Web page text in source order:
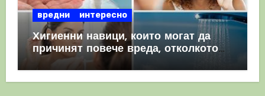
вредни интересно
Хигиенни навици, които могат да
причинят повече вреда, отколкото
полза